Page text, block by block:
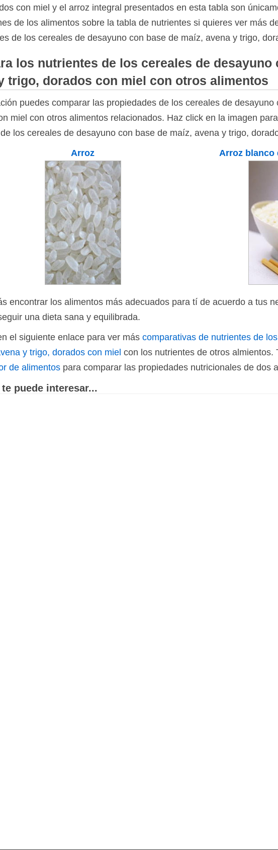
con miel y el arroz integral presentados en esta tabla son
de los alimentos sobre la tabla de nutrientes si quieres ver más
de los cereales de desayuno con base de maíz, avena y trigo,
los nutrientes de los cereales de desayuno
trigo, dorados con miel con otros alimentos
puedes comparar las propiedades de los cereales de
miel con otros alimentos relacionados. Haz click en la imagen
los cereales de desayuno con base de maíz, avena y trigo,
Arroz
Arroz blanco
encontrar los alimentos más adecuados para tí de acuerdo a tus
una dieta sana y equilibrada.
el siguiente enlace para ver más comparativas de nutrientes de
y trigo, dorados con miel con los nutrientes de otros almientos.
de alimentos para comparar las propiedades nutricionales de dos
puede interesar...